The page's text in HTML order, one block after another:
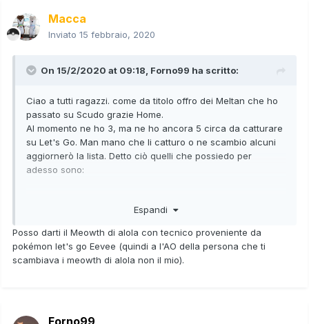
Macca
Inviato 15 febbraio, 2020
On 15/2/2020 at 09:18, Forno99 ha scritto:
Ciao a tutti ragazzi. come da titolo offro dei Meltan che ho
passato su Scudo grazie Home.
Al momento ne ho 3, ma ne ho ancora 5 circa da catturare
su Let's Go. Man mano che li catturo o ne scambio alcuni
aggiornerò la lista. Detto ciò quelli che possiedo per
adesso sono:
Meltan AO Forno Liv.8 Magnetismo
Meowth Kanto HA (Tecnico)
Espandi
Posso darti il Meowth di alola con tecnico proveniente da
pokémon let's go Eevee (quindi a l'AO della persona che ti
scambiava i meowth di alola non il mio).
Forno99